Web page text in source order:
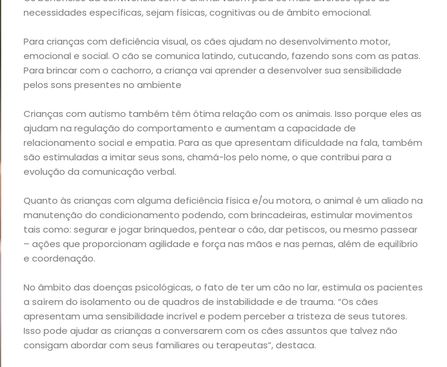
&
Filhos
Notícias
Opinião
Pets
Receitas
Saúde
e
Qualidade
de
Vida
necessidades específicas, sejam físicas, cognitivas ou de âmbito emocional.
Para crianças com deficiência visual, os cães ajudam no desenvolvimento motor,
emocional e social. O cão se comunica latindo, cutucando, fazendo sons com as patas.
Para brincar com o cachorro, a criança vai aprender a desenvolver sua sensibilidade
pelos sons presentes no ambiente
Crianças com autismo também têm ótima relação com os animais. Isso porque eles as
ajudam na regulação do comportamento e aumentam a capacidade de
relacionamento social e empatia. Para as que apresentam dificuldade na fala, também
são estimuladas a imitar seus sons, chamá-los pelo nome, o que contribui para a
evolução da comunicação verbal.
Quanto às crianças com alguma deficiência física e/ou motora, o animal é um aliado na
manutenção do condicionamento podendo, com brincadeiras, estimular movimentos
tais como: segurar e jogar brinquedos, pentear o cão, dar petiscos, ou mesmo passear
– ações que proporcionam agilidade e força nas mãos e nas pernas, além de equilíbrio
e coordenação.
No âmbito das doenças psicológicas, o fato de ter um cão no lar, estimula os pacientes
a saírem do isolamento ou de quadros de instabilidade e de trauma. “Os cães
apresentam uma sensibilidade incrível e podem perceber a tristeza de seus tutores.
Isso pode ajudar as crianças a conversarem com os cães assuntos que talvez não
consigam abordar com seus familiares ou terapeutas”, destaca.